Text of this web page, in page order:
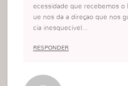
ecessidade que recebemos o
ue nos da a direçao que nos
cia inesquecivel…
RESPONDER